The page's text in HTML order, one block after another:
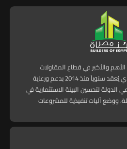
والأكبر في قطاع المقاولات
والتشييد والبناء في مصر والذي يُعقد سنوياً منذ 2014 بدعم ورعاية
لتحسين البيئة الاستثمارية في
ووضع آليات تنفيذية للمشروعات